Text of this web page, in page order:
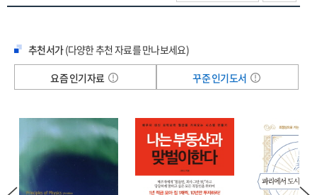
추천서가(다양한 추천 자료를 만나보세요)
요즘 인기자료
꾸준 인기도서